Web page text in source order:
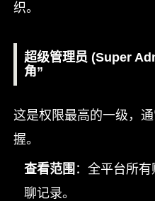
织。
超级管理员 (Super
角”
这是权限最高的一级，
握。
查看范围 ：全平台所
聊记录。